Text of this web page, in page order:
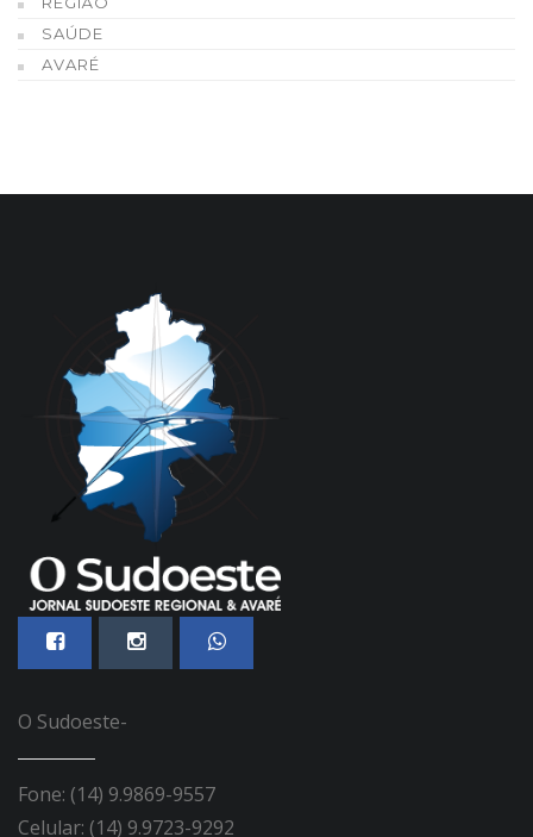
SAÚDE
AVARÉ
O Sudoeste-
Fone: (14) 9.9869-9557
Celular: (14) 9.9723-9292